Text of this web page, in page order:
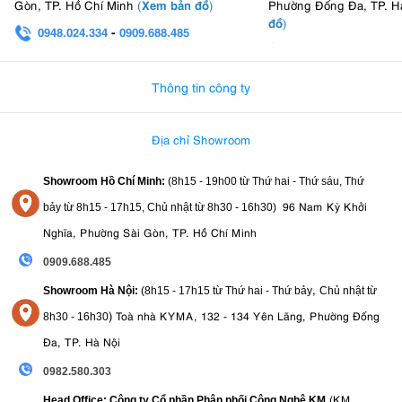
lý nhóm đèn, đặc biệt hữu ích trong các môi trường sản xuất chuyên
nghiệp như quay MV, livestream, studio đa đèn hay các dự án quay
phim phức tạp. Người dùng có thể đồng bộ và kiểm soát nhiều thiết
bị cùng lúc, giúp tối ưu workflow và tiết kiệm đáng kể thời gian setup
8. Tương thích ngàm Bowens đa năng
dù, cho phép tương thích với đa dạng phụ kiện ánh sáng từ Nanlite
cũng như các thiết bị sử dụng chuẩn Bowens phổ biến trên thị
trường. Người dùng có thể dễ dàng kết hợp với softbox, reflector,
beauty dish, umbrella hay các phụ kiện tạo hình ánh sáng chuyên
nghiệp để mở rộng khả năng sáng tạo trong quay phim và chụp ảnh.
Gòn, TP. Hồ Chí Minh (Xem bản đồ)
0948.024.334 - 0909.688.485
Phường Đống Đa, TP.
đồ)
Thông tin công ty
Địa chỉ Showroom
Showroom Hồ Chí Minh: (8h15 - 19h00 từ Thứ hai - Thứ sáu, Thứ
bảy từ 8h15 - 17h15, Chủ nhật từ 8h30 - 16h30) 96 Nam Kỳ Khởi
Nghĩa, Phường Sài Gòn, TP. Hồ Chí Minh
0909.688.485
Showroom Hà Nội: (8h15 - 17h15 từ Thứ hai - Thứ bảy, Chủ nhật từ
8h30 - 16h30) Toà nhà KYMA, 132 - 134 Yên Lãng, Phường Đống
Đa, TP. Hà Nội
0982.580.303
(KM